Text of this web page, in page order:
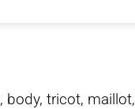
body, tricot, maillot,